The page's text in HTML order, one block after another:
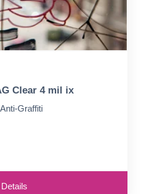
Clear 4 mil ix
Graffiti
Details